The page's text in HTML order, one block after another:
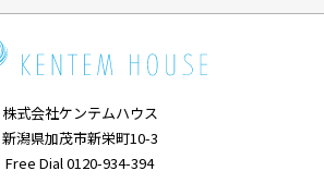
株式会社ケンテムハウス
新潟県加茂市新栄町10-3
Free Dial 0120-934-394